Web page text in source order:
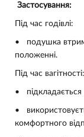
Застосування:
Під час годівлі:
•
подушка
положенні.
Під час вагітності:
• підкладається
•
комфортного